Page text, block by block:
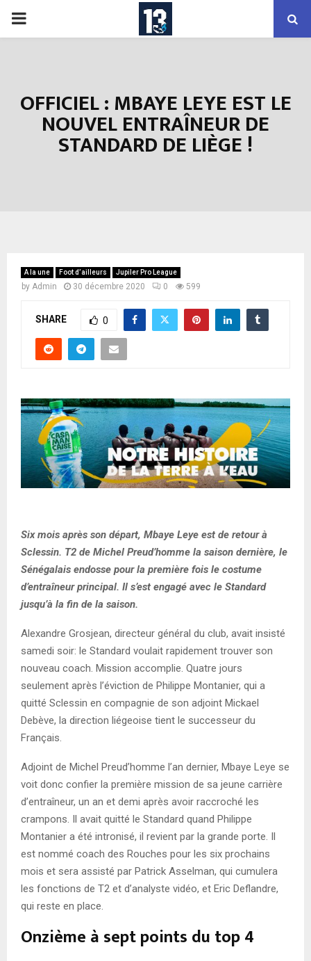
PRIMARY
OFFICIEL : MBAYE LEYE EST LE
NOUVEL ENTRAÎNEUR DE
STANDARD DE LIÈGE !
A la une Foot d’ailleurs Jupiler Pro League
by Admin 30 décembre 2020 0 599
SHARE 0
Six mois après son départ, Mbaye Leye est de retour à
Sclessin. T2 de Michel Preud’homme la saison dernière, le
Sénégalais endosse pour la première fois le costume
d’entraîneur principal. Il s’est engagé avec le Standard
jusqu’à la fin de la saison.
Alexandre Grosjean, directeur général du club, avait insisté
samedi soir: le Standard voulait rapidement trouver son
nouveau coach. Mission accomplie. Quatre jours
seulement après l’éviction de Philippe Montanier, qui a
quitté Sclessin en compagnie de son adjoint Mickael
Debève, la direction liégeoise tient le successeur du
Français.
Adjoint de Michel Preud’homme l’an dernier, Mbaye Leye se
voit donc confier la première mission de sa jeune carrière
d’entraîneur, un an et demi après avoir raccroché les
crampons. Il avait quitté le Standard quand Philippe
Montanier a été intronisé, il revient par la grande porte. Il
est nommé coach des Rouches pour les six prochains
mois et sera assisté par Patrick Asselman, qui cumulera
les fonctions de T2 et d’analyste vidéo, et Eric Deflandre,
qui reste en place.
Onzième à sept points du top 4